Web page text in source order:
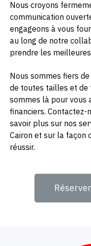
Nous croyons
communication
engageons à vous
au long de notre
prendre les
Nous sommes fiers
de toutes tailles et de
sommes là pour vous
financiers. Contactez-
savoir plus sur nos
Cairon et sur la façon
réussir.